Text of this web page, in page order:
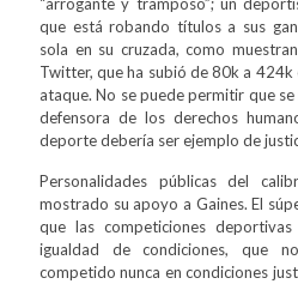
“arrogante y tramposo”; un
que está robando títulos a sus
sola en su cruzada, como
Twitter, que ha subió de 80k a 424k
ataque. No se puede permitir que
defensora de los derechos
deporte debería ser ejemplo de
Personalidades públicas del
mostrado su apoyo a Gaines. El
que las competiciones
igualdad de condiciones, que
competido nunca en condiciones